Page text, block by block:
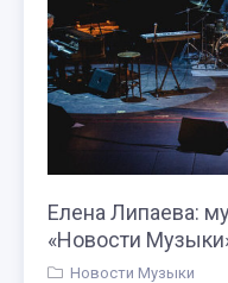
Елена Липаева:
«Новости
Новости Музыки